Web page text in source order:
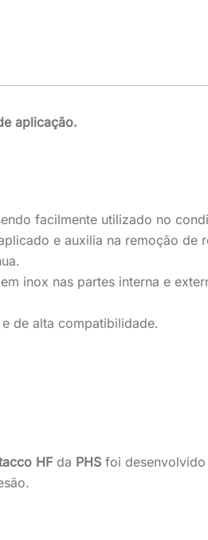
aplicação.
facilmente utilizado no
e auxilia na remoção de
inox nas partes interna e
de alta compatibilidade.
HF da PHS foi